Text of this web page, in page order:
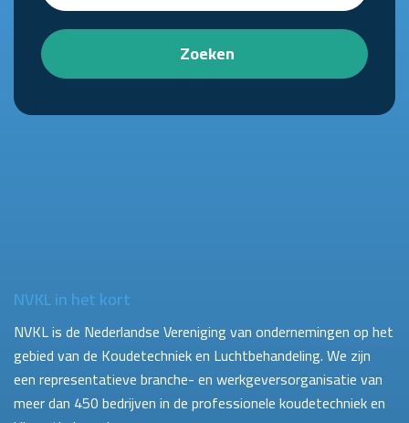
Zoeken
NVKL in het kort
NVKL is de Nederlandse Vereniging van ondernemingen op het
gebied van de Koudetechniek en Luchtbehandeling. We zijn
een representatieve branche- en werkgeversorganisatie van
meer dan 450 bedrijven in de professionele koudetechniek en